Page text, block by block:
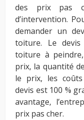
des prix pas
d’intervention.
demander un
toiture. Le
toiture à
prix, la quantité
le prix, les
devis est 100 %
avantage,
prix pas cher.